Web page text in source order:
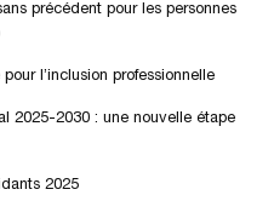
précédent pour les personnes
l’inclusion professionnelle
2025-2030 : une nouvelle étape
2025